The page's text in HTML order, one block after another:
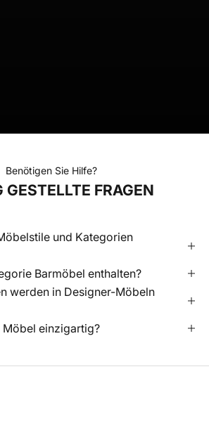
nächsten Abschnitt
Benötigen Sie Hilfe?
GESTELLTE FRAGEN
und Kategorien
Barmöbel enthalten?
werden in Designer-Möbeln
Möbel einzigartig?